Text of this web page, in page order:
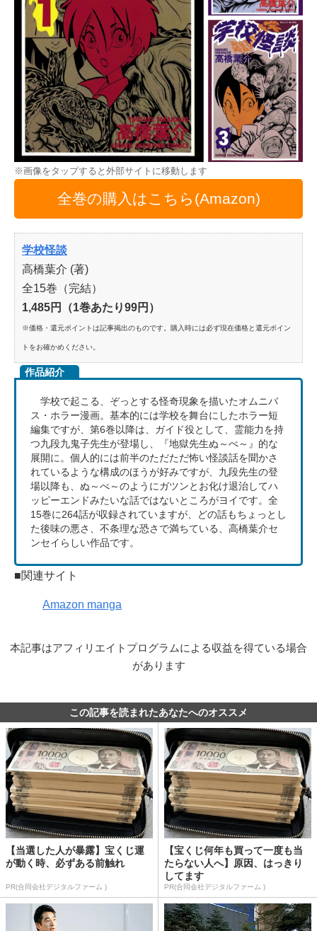
※画像をタップすると外部サイトに移動します
全巻の購入はこちら(Amazon)
学校怪談
高橋葉介 (著)
全15巻（完結）
1,485円（1巻あたり99円）
※価格・還元ポイントは記事掲出のものです。購入時には必ず現在価格と還元ポイン
トをお確かめください。
作品紹介
学校で起こる、ぞっとする怪奇現象を描いたオムニバ
ス・ホラー漫画。基本的には学校を舞台にしたホラー短
編集ですが、第6巻以降は、ガイド役として、霊能力を持
つ九段九鬼子先生が登場し、『地獄先生ぬ～べ～』的な
展開に。個人的には前半のただただ怖い怪談話を聞かさ
れているような構成のほうが好みですが、九段先生の登
場以降も、ぬ～べ～のようにガツンとお化け退治してハ
ッピーエンドみたいな話ではないところがヨイです。全
15巻に264話が収録されていますが、どの話もちょっとし
た後味の悪さ、不条理な恐さで満ちている、高橋葉介セ
ンセイらしい作品です。
■関連サイト
Amazon manga
本記事はアフィリエイトプログラムによる収益を得ている場合
があります
この記事を読まれたあなたへのオススメ
【当選した人が暴露】宝くじ運
が動く時、必ずある前触れ
PR(合同会社デジタルファーム )
【宝くじ何年も買って一度も当
たらない人へ】原因、はっきり
してます
PR(合同会社デジタルファーム )